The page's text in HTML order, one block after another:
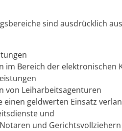
sind ausdrücklich
im Bereich der elektronischen
von Leiharbeitsagenturen
einen geldwerten Einsatz
und
und Gerichtsvollziehern